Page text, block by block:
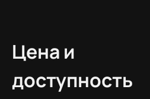
Цена и
доступность